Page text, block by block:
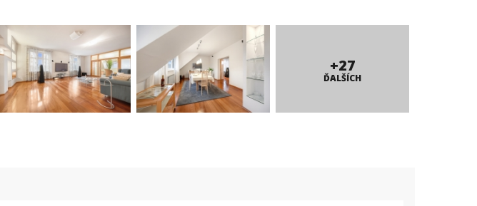
+27
ĎALŠÍCH